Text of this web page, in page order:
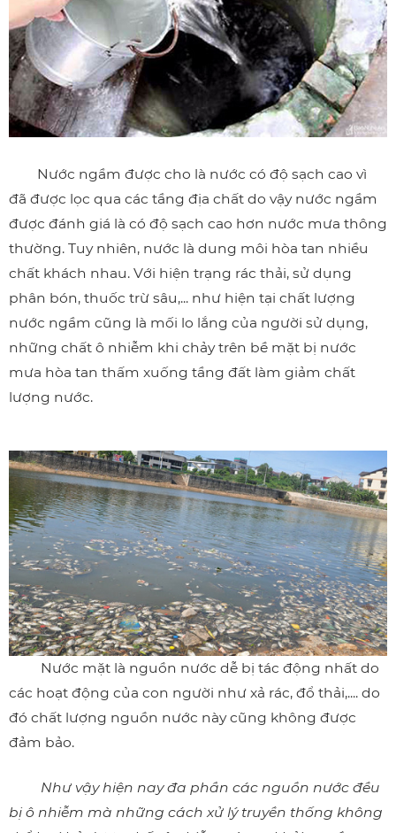
Nước ngầm được cho là nước có độ sạch cao vì
đã được lọc qua các tầng địa chất do vậy nước ngầm
được đánh giá là có độ sạch cao hơn nước mưa thông
thường. Tuy nhiên, nước là dung môi hòa tan nhiều
chất khách nhau. Với hiện trạng rác thải, sử dụng
phân bón, thuốc trừ sâu,... như hiện tại chất lượng
nước ngầm cũng là mối lo lắng của người sử dụng,
những chất ô nhiễm khi chảy trên bề mặt bị nước
mưa hòa tan thấm xuống tầng đất làm giảm chất
lượng nước.
Nước mặt là nguồn nước dễ bị tác động nhất do
các hoạt động của con người như xả rác, đổ thải,.... do
đó chất lượng nguồn nước này cũng không được
đảm bảo.
Như vậy hiện nay đa phần các nguồn nước đều
bị ô nhiễm mà những cách xử lý truyền thống không